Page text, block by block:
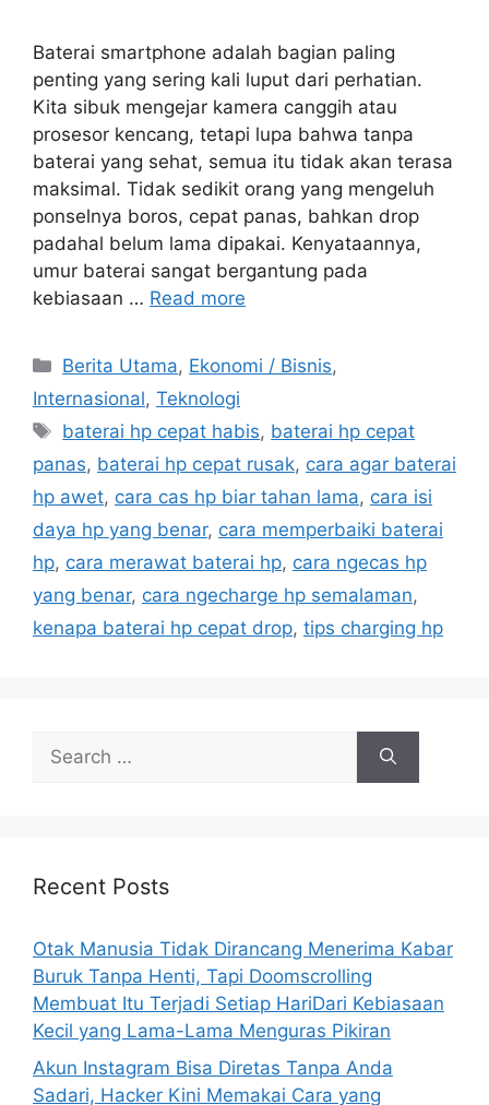
Baterai smartphone adalah bagian paling
penting yang sering kali luput dari perhatian.
Kita sibuk mengejar kamera canggih atau
prosesor kencang, tetapi lupa bahwa tanpa
baterai yang sehat, semua itu tidak akan terasa
maksimal. Tidak sedikit orang yang mengeluh
ponselnya boros, cepat panas, bahkan drop
padahal belum lama dipakai. Kenyataannya,
umur baterai sangat bergantung pada
kebiasaan … Read more
C
a
e
g
o
r
s
Berita Utama, Ekonomi / Bisnis,
Internasional, Teknologi
T
a
s
baterai hp cepat habis, baterai hp cepat
panas, baterai hp cepat rusak, cara agar baterai
hp awet, cara cas hp biar tahan lama, cara isi
daya hp yang benar, cara memperbaiki baterai
hp, cara merawat baterai hp, cara ngecas hp
yang benar, cara ngecharge hp semalaman,
kenapa baterai hp cepat drop, tips charging hp
h
r
:
Recent Posts
Otak Manusia Tidak Dirancang Menerima Kabar
Buruk Tanpa Henti, Tapi Doomscrolling
Membuat Itu Terjadi Setiap HariDari Kebiasaan
Kecil yang Lama-Lama Menguras Pikiran
Akun Instagram Bisa Diretas Tanpa Anda
Sadari, Hacker Kini Memakai Cara yang